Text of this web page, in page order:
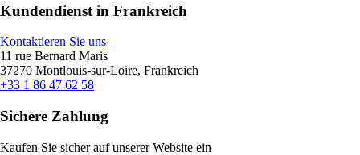
Kundendienst in Frankreich
Kontaktieren Sie uns
11 rue Bernard Maris
37270 Montlouis-sur-Loire, Frankreich
+33 1 86 47 62 58
Sichere Zahlung
Kaufen Sie sicher auf unserer Website ein